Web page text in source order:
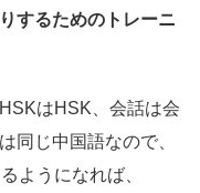
するためのトレーニ
はHSK、会話は会
同じ中国語なので、
ようになれば、